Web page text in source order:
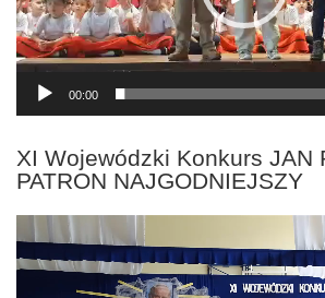
00:00
XI Wojewódzki Konkurs JAN
PATRON NAJGODNIEJSZY
Odtwarzacz
video